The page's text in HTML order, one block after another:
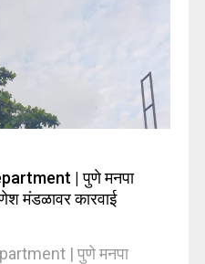
| पुणे मनपा
मंडळावर कारवाई
| पुणे मनपा